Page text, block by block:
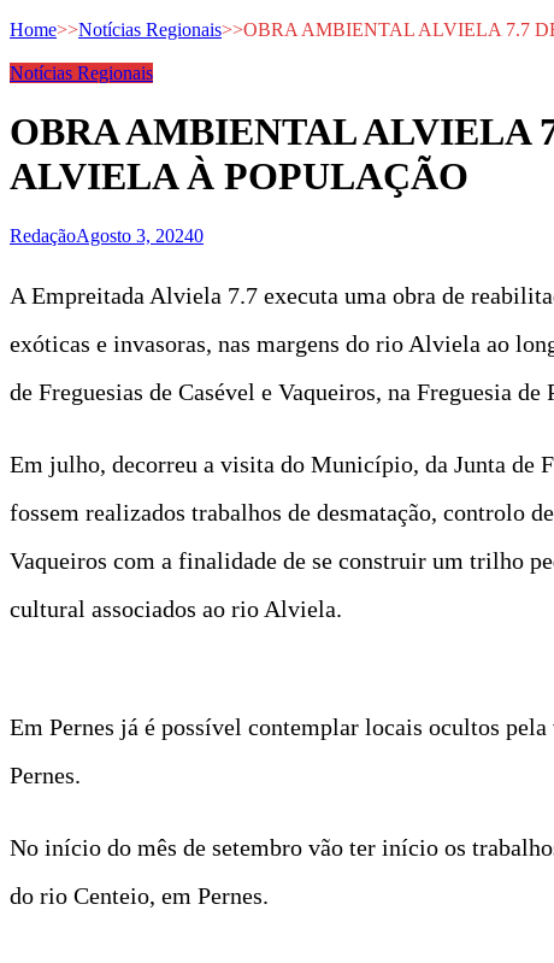
Home>>Notícias Regionais>>OBRA AMBIENTAL ALVIELA 7.7
Notícias Regionais
OBRA AMBIENTAL ALVIELA
ALVIELA À POPULAÇÃO
RedaçãoAgosto 3, 20240
A Empreitada Alviela 7.7 executa uma obra de
exóticas e invasoras, nas margens do rio Alviela ao
de Freguesias de Casével e Vaqueiros, na Freguesia
Em julho, decorreu a visita do Município, da Junta de
fossem realizados trabalhos de desmatação, controlo
Vaqueiros com a finalidade de se construir um trilho
cultural associados ao rio Alviela.
Em Pernes já é possível contemplar locais ocultos
Pernes.
No início do mês de setembro vão ter início os
do rio Centeio, em Pernes.